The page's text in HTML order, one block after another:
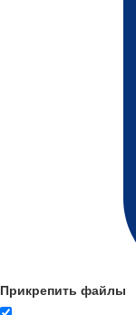
Прикрепить файлы